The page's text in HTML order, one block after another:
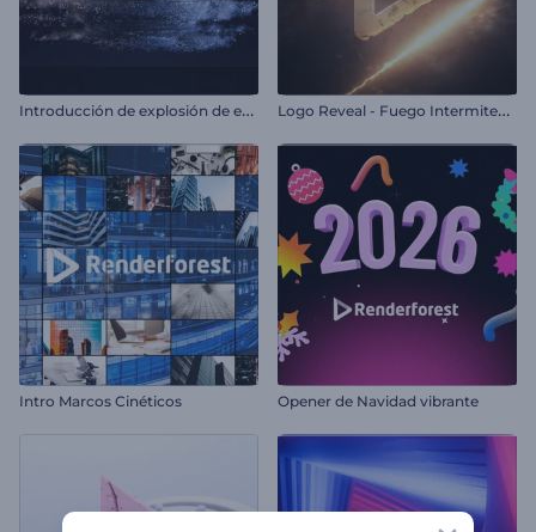
I
ntroducción de explosión de esfera metálica L
ogo Reveal - Fuego Intermitente
Intro Marcos Cinéticos Opener de Navidad vibrante